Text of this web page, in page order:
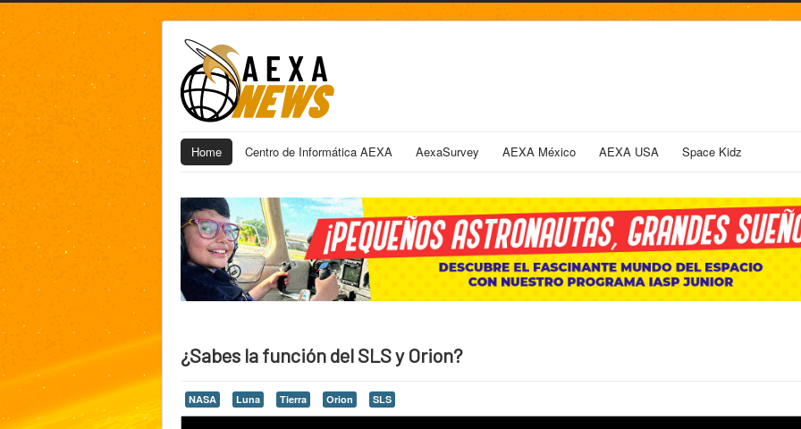
Home Centro de Informática AEXA AexaSurvey AEXA México AEXA USA Space Kidz
¿Sabes la función del SLS y Orion?
NASA Luna Tierra Orion SLS